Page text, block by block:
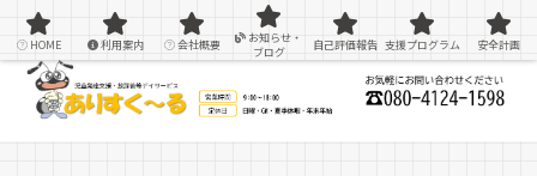
感覚統合療法を用いた療育＆支援
HOME 利用案内 会社概要
お知らせ・
ブログ
自己評価報告 支援プログラム 安全計画